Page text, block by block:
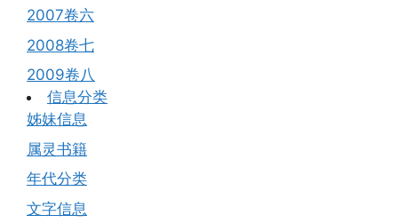
2007卷六
2008卷七
2009卷八
信息分类
姊妹信息
属灵书籍
年代分类
文字信息